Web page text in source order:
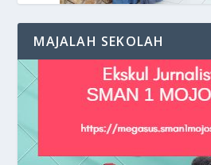
MAJALAH SEKOLAH